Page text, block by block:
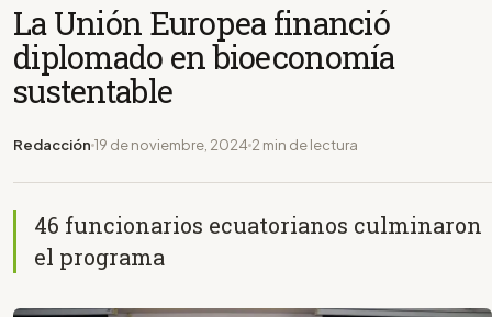
La Unión Europea financió
diplomado en bioeconomía
sustentable
Redacción 19 de noviembre, 2024 2 min de lectura
46 funcionarios ecuatorianos culminaron
el programa